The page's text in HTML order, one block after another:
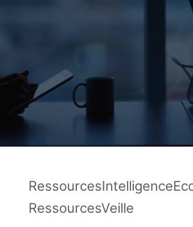
RessourcesVeille